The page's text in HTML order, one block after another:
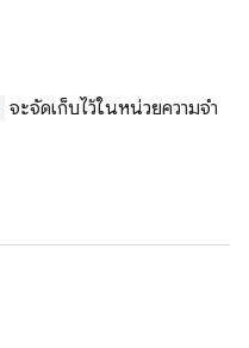
จะจัดเก็บไว้ในหน่วยความจำ